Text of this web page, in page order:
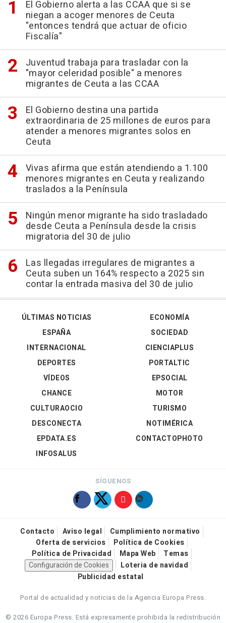
El Gobierno alerta a las CCAA que si se
niegan a acoger menores de Ceuta
"entonces tendrá que actuar de oficio
Fiscalía"
Juventud trabaja para trasladar con la
"mayor celeridad posible" a menores
migrantes de Ceuta a las CCAA
El Gobierno destina una partida
extraordinaria de 25 millones de euros para
atender a menores migrantes solos en
Ceuta
Vivas afirma que están atendiendo a 1.100
menores migrantes en Ceuta y realizando
traslados a la Península
Ningún menor migrante ha sido trasladado
desde Ceuta a Península desde la crisis
migratoria del 30 de julio
Las llegadas irregulares de migrantes a
Ceuta suben un 164% respecto a 2025 sin
contar la entrada masiva del 30 de julio
ÚLTIMAS NOTICIAS
ESPAÑA
INTERNACIONAL
DEPORTES
VÍDEOS
ECONOMÍA
SOCIEDAD
CIENCIAPLUS
PORTALTIC
EPSOCIAL
CHANCE
CULTURAOCIO
DESCONECTA
EPDATA.ES
INFOSALUS
MOTOR
TURISMO
NOTIMÉRICA
CONTACTOPHOTO
SÍGUENOS
Contacto Aviso legal
Cumplimiento normativo
Oferta de servicios
Política de Cookies
Política de Privacidad
Mapa Web
Temas
Configuración de Cookies
Loteria de navidad
Publicidad estatal
Portal de actualidad y noticias de la Agencia Europa Press.
© 2026 Europa Press. Está expresamente prohibida la redistribución